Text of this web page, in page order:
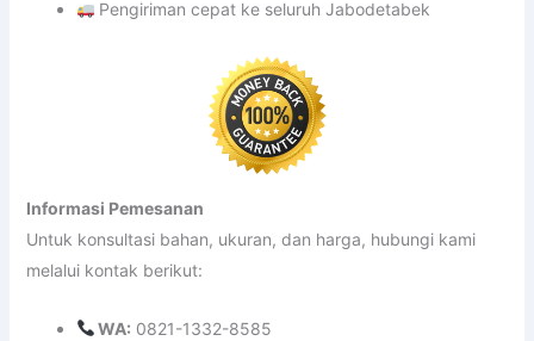
Pengiriman cepat ke seluruh Jabodetabek
Informasi Pemesanan
Untuk konsultasi bahan, ukuran, dan harga, hubungi kami
melalui kontak berikut:
WA: 0821-1332-8585